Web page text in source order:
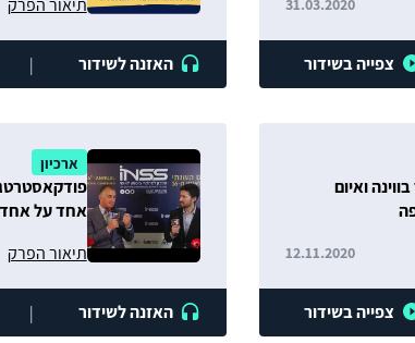
31.03.2020
צפייה בשידור
תיאור הפרק
האזנה לשידור |
ואיום
12.11.2020
צפייה בשידור
ארכיון
אחד על אחד
תיאור הפרק
האזנה לשידור |